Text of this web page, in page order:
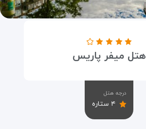
اقامتگاه ها هتل میفر پاریس
هتل میفر پاریس
درجه هتل